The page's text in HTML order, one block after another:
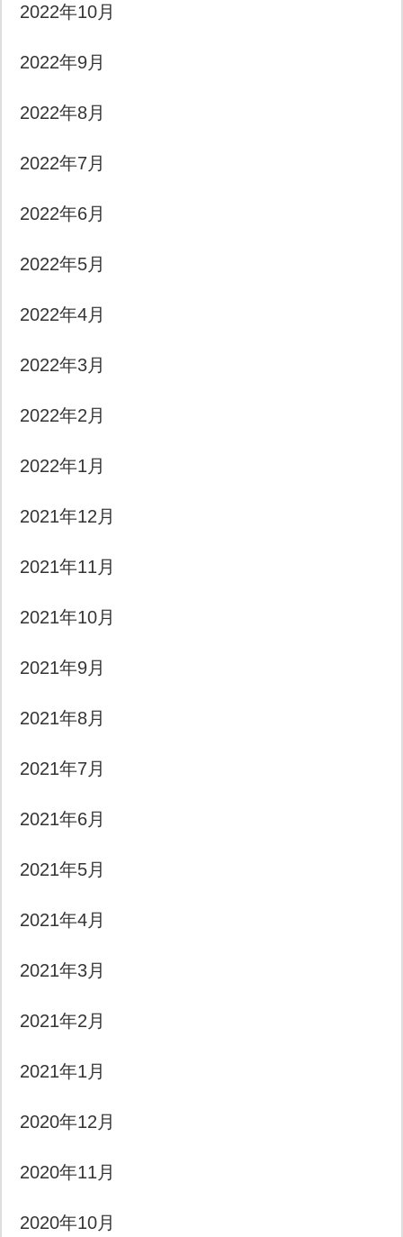
2022年10月
2022年9月
2022年8月
2022年7月
2022年6月
2022年5月
2022年4月
2022年3月
2022年2月
2022年1月
2021年12月
2021年11月
2021年10月
2021年9月
2021年8月
2021年7月
2021年6月
2021年5月
2021年4月
2021年3月
2021年2月
2021年1月
2020年12月
2020年11月
2020年10月